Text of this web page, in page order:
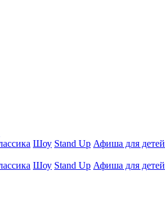
Шоу Stand Up Афиша для детей
Шоу Stand Up Афиша для детей